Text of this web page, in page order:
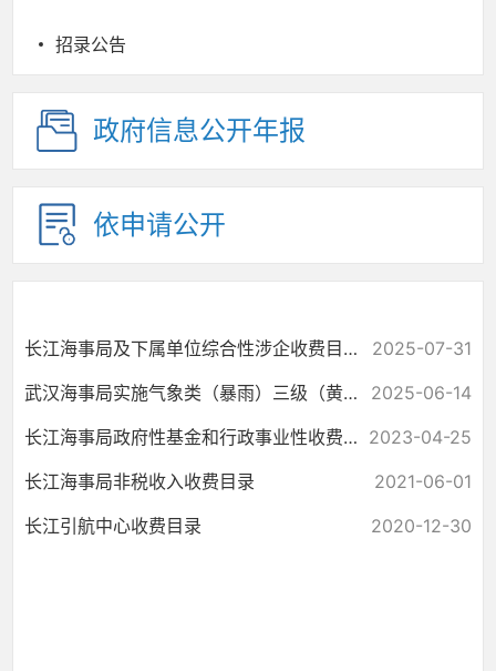
招录公告
政府信息公开年报
依申请公开
长江海事局及下属单位综合性涉企收费目录清单
2025-07-31
武汉海事局实施气象类（暴雨）三级（黄色）水上交通安全预警（武预2025）047
2025-06-14
长江海事局政府性基金和行政事业性收费目录清单 2023-04-25
长江海事局非税收入收费目录
2021-06-01
长江引航中心收费目录
2020-12-30